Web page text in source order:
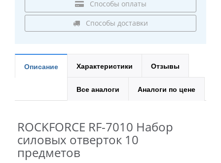
Способы оплаты
Способы доставки
Описание Характеристики Отзывы
Все аналоги Аналоги по цене
ROCKFORCE RF-7010 Набор
силовых отверток 10
предметов